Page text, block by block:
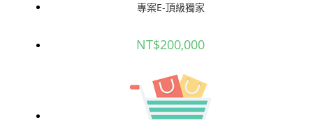
專案E-頂級獨家
NT$200,000